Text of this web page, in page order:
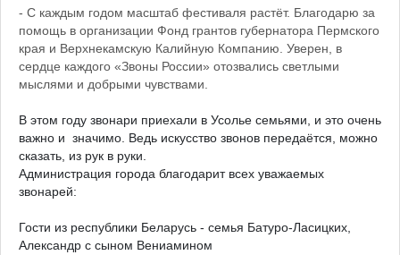
- С каждым годом масштаб фестиваля растёт. Благодарю за
помощь в организации Фонд грантов губернатора Пермского
края и Верхнекамскую Калийную Компанию. Уверен, в
сердце каждого «Звоны России» отозвались светлыми
мыслями и добрыми чувствами.
В этом году звонари приехали в Усолье семьями, и это очень
важно и значимо. Ведь искусство звонов передаётся, можно
сказать, из рук в руки.
Администрация города благодарит всех уважаемых
звонарей:
Гости из республики Беларусь - семья Батуро-Ласицких,
Александр с сыном Вениамином